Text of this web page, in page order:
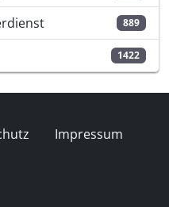
889
1422
Impressum